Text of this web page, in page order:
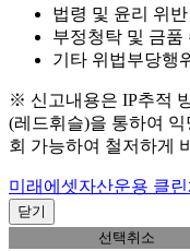
법령 및 윤리 위반
부정청탁 및 금품
기타 위법부당행
※ 신고내용은 IP추적
(레드휘슬)을 통하여
회 가능하여 철저하게
미래에셋자산운용 클린
닫기
선택취소